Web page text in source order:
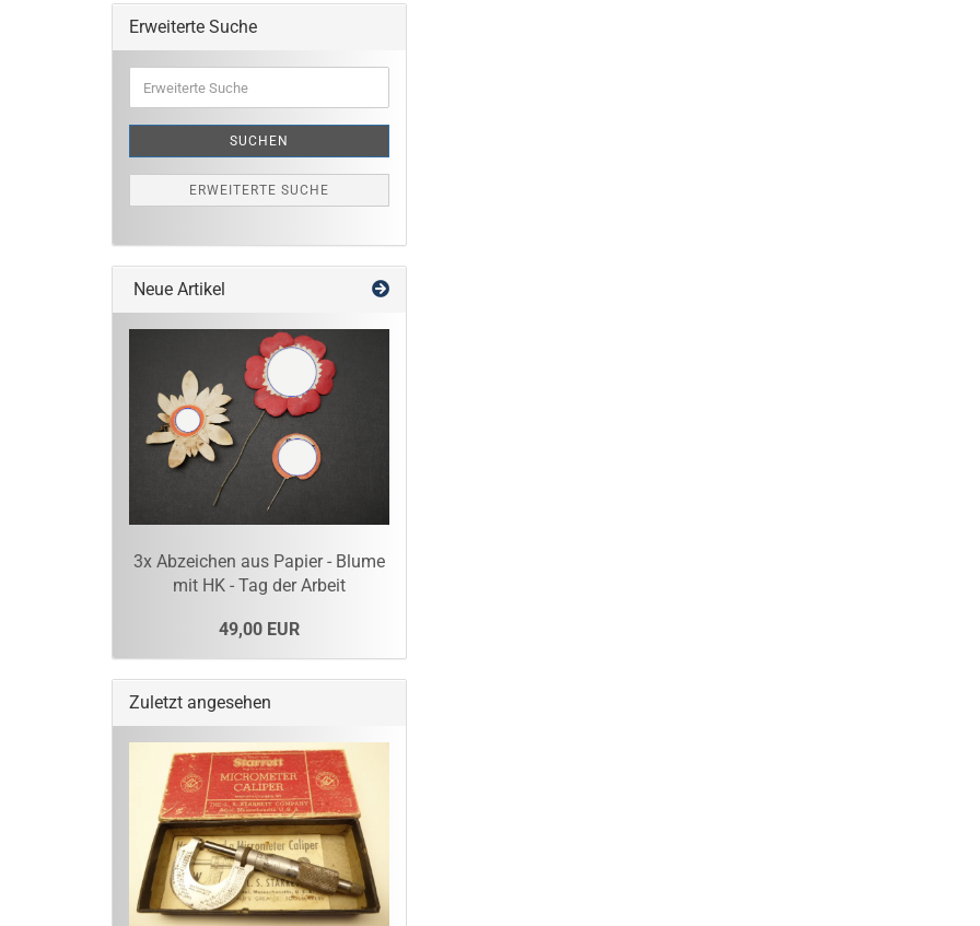
Erweiterte Suche
Suche
SUCHEN
ERWEITERTE SUCHE
Neue Artikel
3x Abzeichen aus Papier - Blume
mit HK - Tag der Arbeit
49,00 EUR
Zuletzt angesehen